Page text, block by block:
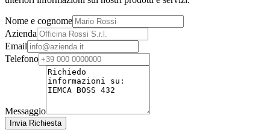
Nome e cognome
Azienda
Email
Telefono
Messaggio
Invia Richiesta